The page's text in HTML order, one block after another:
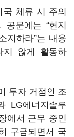
체류 시 주의
문에는 “현지
지하라”는 내용
지 않게 활동하
투자 거점인 조
LG에너지솔루
에서 근무 중인
구금되면서 국